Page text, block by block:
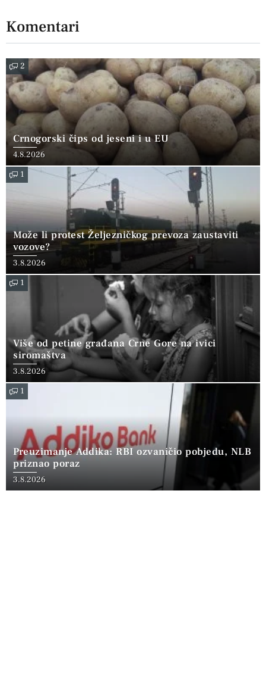
Komentari
2
Crnogorski čips od jeseni i u EU
4.8.2026
1
Može li protest Željezničkog prevoza zaustaviti
vozove?
3.8.2026
1
Više od petine građana Crne Gore na ivici
siromaštva
3.8.2026
1
Preuzimanje Addika: RBI ozvaničio pobjedu, NLB
priznao poraz
3.8.2026